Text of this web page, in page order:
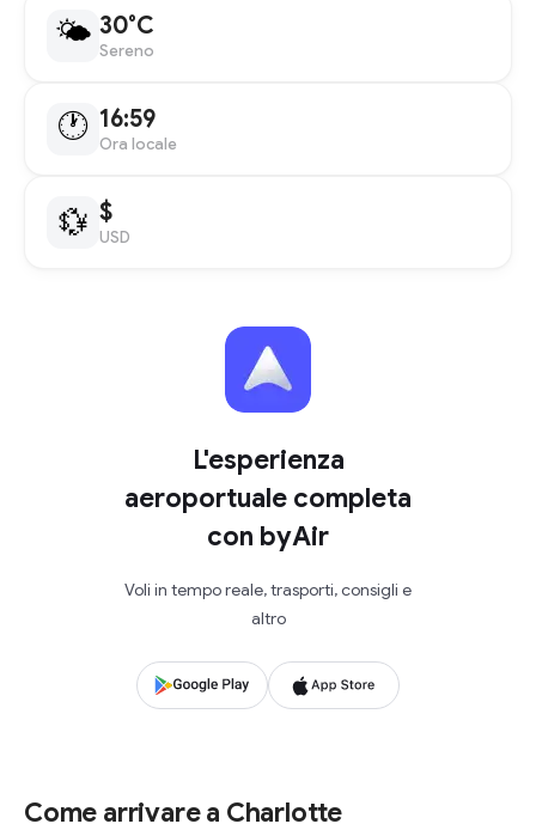
🌤 30°C
Sereno
🕐 16:59
Ora locale
💱 $
USD
L'esperienza
aeroportuale completa
con byAir
Voli in tempo reale, trasporti, consigli e
altro
Come arrivare a Charlotte